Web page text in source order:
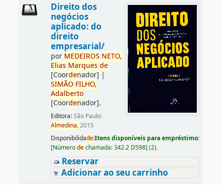
Direito dos
negócios
aplicado: do
direito
empresarial/
por MEDEIROS NETO,
Elias Marques de
[Coordenador] |
SIMÃO FILHO,
Adalberto
[Coordenador].
Editora:São Paulo:
Almedina,2015
Disponibilidade:Itens disponíveis para empréstimo:
[Númerodechamada:342.2 D598] (2).
Reservar
Adicionar ao seu carrinho